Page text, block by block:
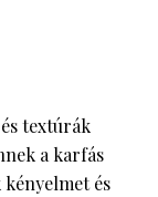
textúrák
a karfás
kényelmet és